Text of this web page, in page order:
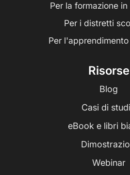
Per la formazione
Per i distretti
Per
Risorse
Blog
Casi di
eBook e libri
Webinar